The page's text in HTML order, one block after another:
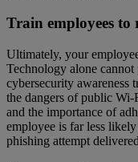
Train employees to
Ultimately, your
Technology alone cannot
cybersecurity awareness
the dangers of public
and the importance of
employee is far less
phishing attempt